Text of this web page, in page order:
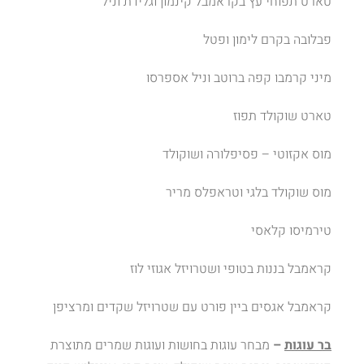
פבלובה בקרם לימון ופטל
מיני קרמבו קפה ברוטב וניל אספרסו
טארט שוקולד תפוז
מוס אקזוטי – פסיפלורה ושוקולד
מוס שוקולד בלגי וטראפלס מריר
טירמיסו קלאסי
קראמבל בננות בטופי ושטרויזל אגוזי לוז
קראמבל אגסים ביין פורט עם שטרויזל שקדים ומרציפן
בר עוגות– מבחר עוגות בחושות ועוגות שמרים מתוצרת